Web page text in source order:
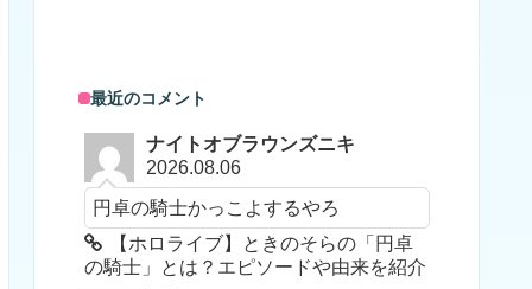
最近のコメント
ナイトオブラウンズニキ
2026.08.06
円卓の騎士かっこよするやろ
【ホロライブ】ときのそらの「円卓
の騎士」とは？エピソードや由来を紹介